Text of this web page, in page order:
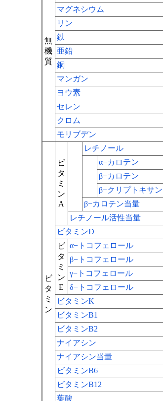
無
機
質
マグネシウム
リン
鉄
亜鉛
銅
マンガン
ヨウ素
セレン
クロム
モリブデン
ビ
タ
ミ
ン
ビ
タ
ミ
ン
A
レチノール
α−カロテン
β−カロテン
β−クリプトキサ
β−カロテン当量
レチノール活性当量
ビタミンD
ビ
タ
ミ
ン
E
α−トコフェロール
β−トコフェロール
γ−トコフェロール
δ−トコフェロール
ビタミンK
ビタミンB1
ビタミンB2
ナイアシン
ナイアシン当量
ビタミンB6
ビタミンB12
葉酸